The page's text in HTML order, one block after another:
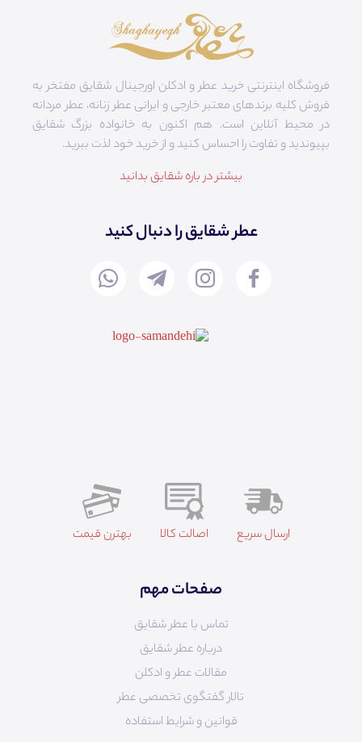
فروشگاه اینترنتی خرید عطر و ادکلن اورجینال شقایق مفتخر به
فروش کلیه برندهای معتبر خارجی و ایرانی عطر زنانه، عطر مردانه
در محیط آنلاین است. هم‌ اکنون به خانواده بزرگ شقایق
بپیوندید و تفاوت را احساس کنید و از خرید خود لذت ببرید.
بیشتر در باره شقایق بدانید
عطر شقایق را دنبال کنید
ارسال سریع اصالت کالا بهترن قیمت
صفحات مهم
تماس با عطر شقایق
درباره عطر شقایق
مقالات عطر و ادکلن
تالار گفتگوی تخصصی عطر
قوانین و شرایط استفاده